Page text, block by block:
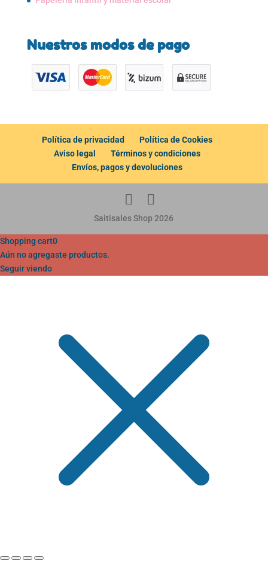
Nuestros modos de pago
Política de privacidad
Política de Cookies
Aviso legal
Términos y condiciones
Envíos, pagos y devoluciones
Saitisales Shop 2026
Shopping cart0
Aún no agregaste productos.
Seguir viendo